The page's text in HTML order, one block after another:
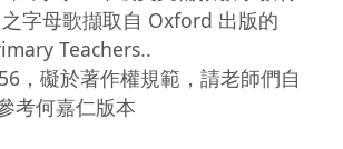
字母歌擷取自 Oxford 出版的
Teachers..
，礙於著作權規範，請老師們自
考何嘉仁版本